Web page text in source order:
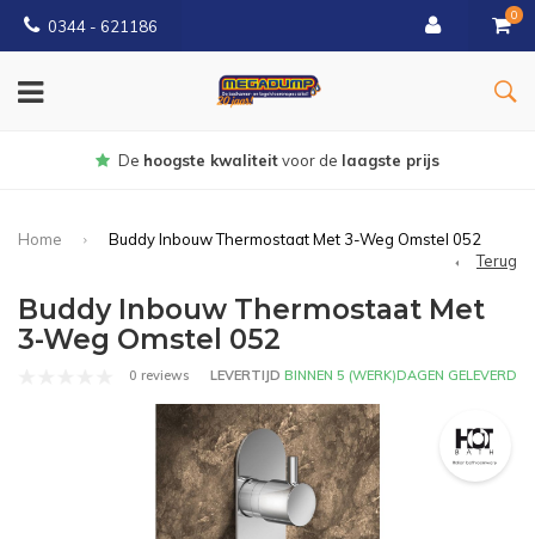
0344 - 621186
0
Gratisbezorgd vanaf € 150
Home
Buddy Inbouw Thermostaat Met 3-Weg Omstel 052
Terug
Buddy Inbouw Thermostaat Met
3-Weg Omstel 052
0 reviews LEVERTIJD BINNEN 5 (WERK)DAGEN GELEVERD